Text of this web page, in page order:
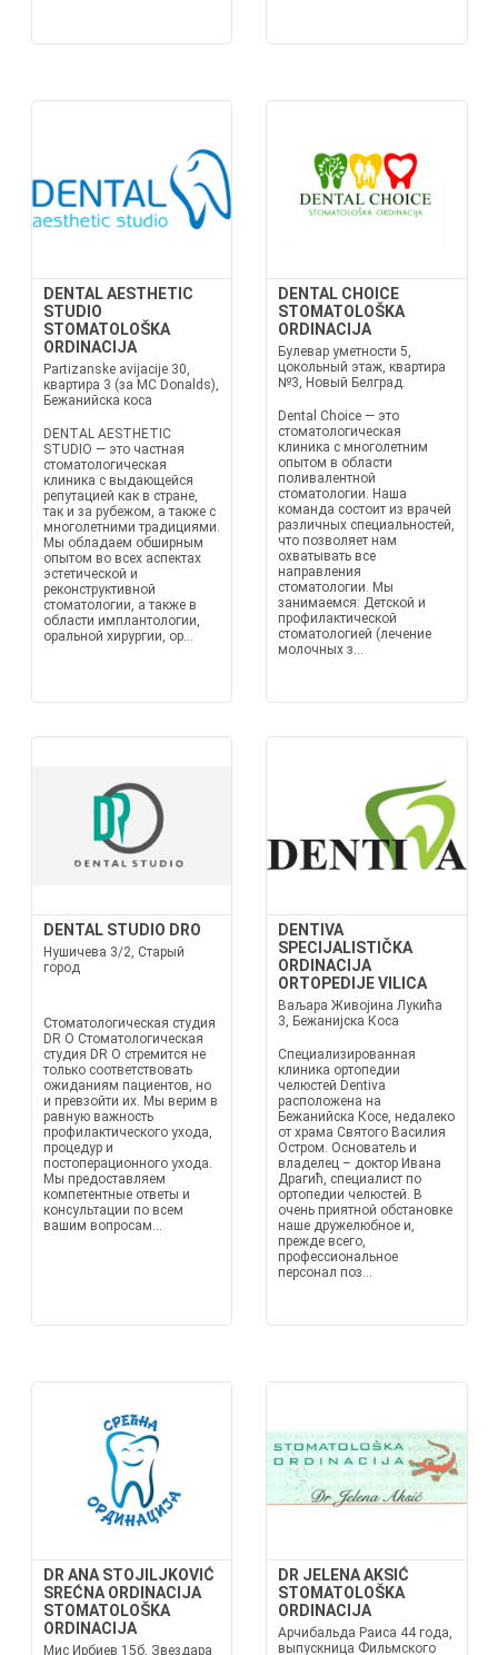
DENTAL AESTHETIC
STUDIO
STOMATOLOŠKA
ORDINACIJA
Partizanske avijacije 30,
квартира 3 (за MC Donalds),
Бежанийска коса
DENTAL AESTHETIC
STUDIO — это частная
стоматологическая
клиника с выдающейся
репутацией как в стране,
так и за рубежом, а также с
многолетними традициями.
Мы обладаем обширным
опытом во всех аспектах
эстетической и
реконструктивной
стоматологии, а также в
области имплантологии,
оральной хирургии, ор...
DENTAL CHOICE
STOMATOLOŠKA
ORDINACIJA
Булевар уметности 5,
цокольный этаж, квартира
№3, Новый Белград.
Dental Choice — это
стоматологическая
клиника с многолетним
опытом в области
поливалентной
стоматологии. Наша
команда состоит из врачей
различных специальностей,
что позволяет нам
охватывать все
направления
стоматологии. Мы
занимаемся: Детской и
профилактической
стоматологией (лечение
молочных з...
DENTAL STUDIO DRO
Нушичева 3/2, Старый
город
Стоматологическая студия
DR O Стоматологическая
студия DR O стремится не
только соответствовать
ожиданиям пациентов, но
и превзойти их. Мы верим в
равную важность
профилактического ухода,
процедур и
постоперационного ухода.
Мы предоставляем
компетентные ответы и
консультации по всем
вашим вопросам...
DENTIVA
SPECIJALISTIČKA
ORDINACIJA
ORTOPEDIJE VILICA
Ваљара Живојина Лукића
3, Бежанијска Коса
Специализированная
клиника ортопедии
челюстей Dentiva
расположена на
Бежанийска Косе, недалеко
от храма Святого Василия
Остром. Основатель и
владелец – доктор Ивана
Драгић, специалист по
ортопедии челюстей. В
очень приятной обстановке
наше дружелюбное и,
прежде всего,
профессиональное
персонал поз...
DR ANA STOJILJKOVIĆ
SREĆNA ORDINACIJA
STOMATOLOŠKA
ORDINACIJA
Мис Ирбиев 15б, Звездара
DR JELENA AKSIĆ
STOMATOLOŠKA
ORDINACIJA
Арчибальда Раиса 44 года,
выпускница Фильмского